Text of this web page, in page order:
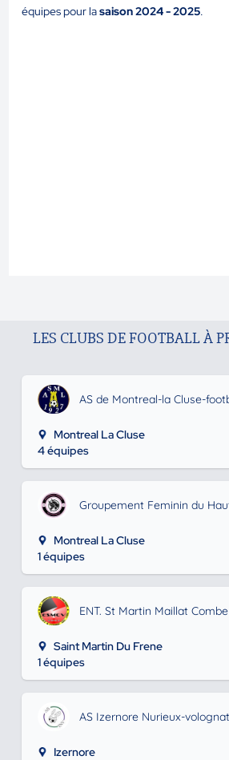
équipes pour lasaison 2024 - 2025.
LES CLUBS DE FOOTBALL À
AS de Montreal-la Cluse-
Montreal La Cluse
4 équipes
Groupement Feminin du
Montreal La Cluse
1 équipes
ENT. St Martin Maillat
Saint Martin Du Frene
1 équipes
AS Izernore Nurieux-volognat
Izernore